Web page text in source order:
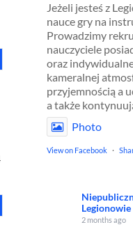
Jeżeli jesteś z
nauce gry na
Prowadzimy
nauczyciele
oraz
kameralnej
przyjemnością a
a także
Photo
View on Facebook ·
Legionowie
2 months ago